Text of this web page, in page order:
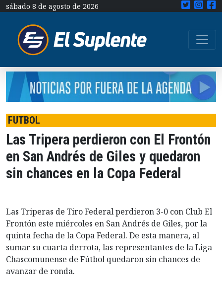
sábado 8 de agosto de 2026
FUTBOL
Las Tripera perdieron con El Frontón
en San Andrés de Giles y quedaron
sin chances en la Copa Federal
Las Triperas de Tiro Federal perdieron 3-0 con Club El
Frontón este miércoles en San Andrés de Giles, por la
quinta fecha de la Copa Federal. De esta manera, al
sumar su cuarta derrota, las representantes de la Liga
Chascomunense de Fútbol quedaron sin chances de
avanzar de ronda.